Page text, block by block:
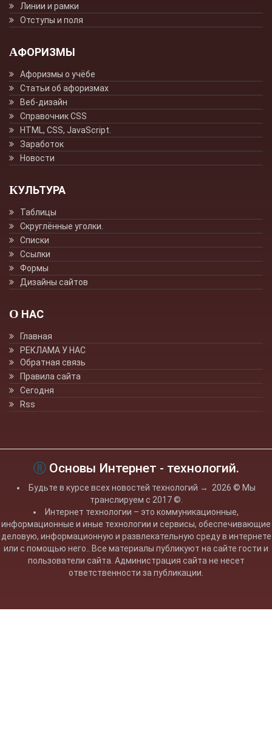
Линии и рамки
Отступы и поля
АФОРИЗМЫ
Афоризмы о учёбе
Статьи об афоризмах
Веб-дизайн
Справочник CSS
HTML, CSS, JavaScript.
Заработок
Новости
КУЛЬТУРА
Таблицы
Скруглённые уголки.
Списки
Ссылки
Формы
Дизайны сайтов
О НАС
Главная
РЕКЛАМА У НАС
Обратная связь
Правила сайта
Сегодня
Rss
Основы Интернет - технологий.
Будьте в курсе всех новостей технологий → 2026 © Мы
транслируем с 2017 ©.
Интернет технологии – это коммуникационные,
информационные и иные технологии и сервисы, обеспечивающие
деловую, информационную и развлекательную среду в интернете
или с помощью него.. Все материалы публикуют на сайте гости и
пользователи сайта. Администрация сайта не несет
ответственности за публикации.